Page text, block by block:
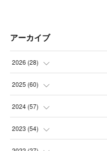
アーカイブ
2026 (28)
(4
(3
(7
(6
2025 (60)
(3
(3
(3
2024 (57)
(4
(5
2023 (54)